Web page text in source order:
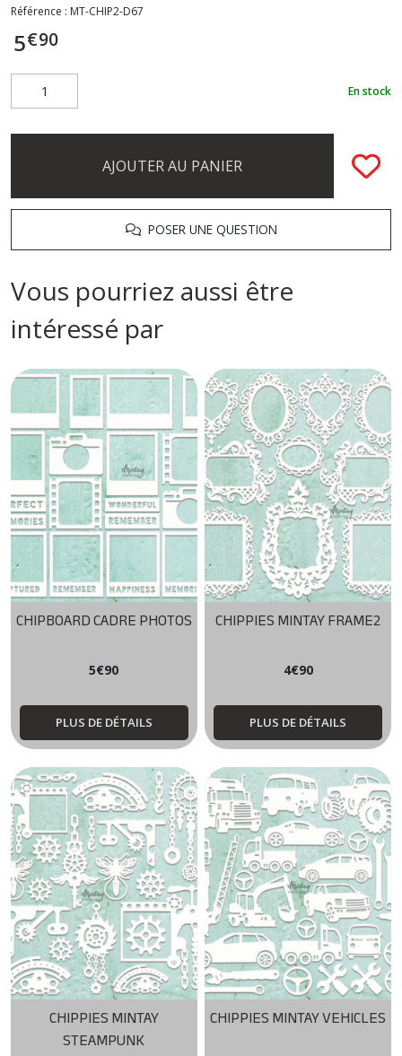
Référence : MT-CHIP2-D67
5€90
En stock
AJOUTER AU PANIER
POSER UNE QUESTION
Vous pourriez aussi être
intéressé par
CHIPBOARD CADRE PHOTOS
5€90
PLUS DE DÉTAILS
CHIPPIES MINTAY FRAME2
4€90
PLUS DE DÉTAILS
CHIPPIES MINTAY
STEAMPUNK
CHIPPIES MINTAY VEHICLES